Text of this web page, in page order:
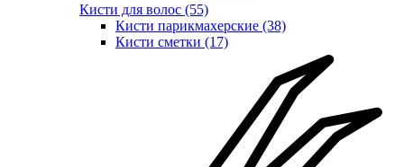
Кисти для волос (55)
Кисти парикмахерские (38)
Кисти сметки (17)